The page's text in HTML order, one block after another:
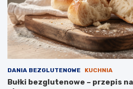
DANIA BEZGLUTENOWE KUCHNIA
Bułki bezglutenowe – przepis